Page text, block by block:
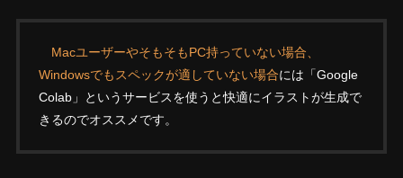
MacユーザーやそもそもPC持っていない場合、
Windowsでもスペックが適していない場合には「Google
Colab」というサービスを使うと快適にイラストが生成で
きるのでオススメです。